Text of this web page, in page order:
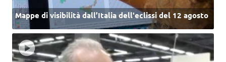
Mappe di visibilità dall’Italia dell'eclissi del 12 agosto